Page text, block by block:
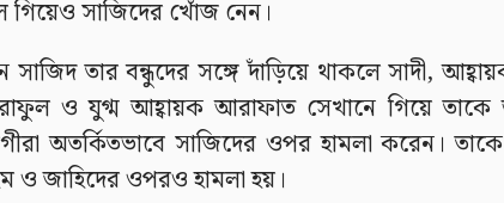
গিয়েও সাজিদের খোঁজ নেন।
তার বন্ধুদের সঙ্গে দাঁড়িয়ে থাকলে সাদী,
ও যুগ্ম আহ্বায়ক আরাফাত সেখানে গিয়ে তাকে
অতর্কিতভাবে সাজিদের ওপর হামলা করেন। তাকে
ও জাহিদের ওপরও হামলা হয়।